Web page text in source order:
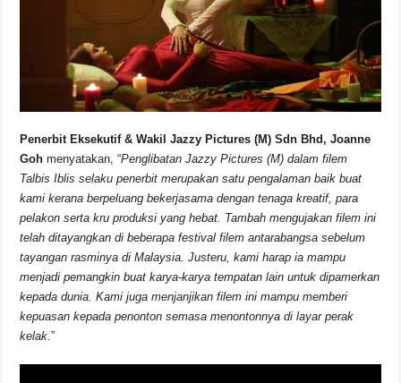
Penerbit Eksekutif & Wakil Jazzy Pictures (M) Sdn Bhd, Joanne
Gohmenyatakan, “Penglibatan Jazzy Pictures (M) dalam filem
Talbis Iblis selaku penerbit merupakan satu pengalaman baik buat
kami kerana berpeluang bekerjasama dengan tenaga kreatif, para
pelakon serta kru produksi yang hebat. Tambah mengujakan filem ini
telah ditayangkan di beberapa festival filem antarabangsa sebelum
tayangan rasminya di Malaysia. Justeru, kami harap ia mampu
menjadi pemangkin buat karya-karya tempatan lain untuk dipamerkan
kepada dunia. Kami juga menjanjikan filem ini mampu memberi
kepuasan kepada penonton semasa menontonnya di layar perak
kelak.”